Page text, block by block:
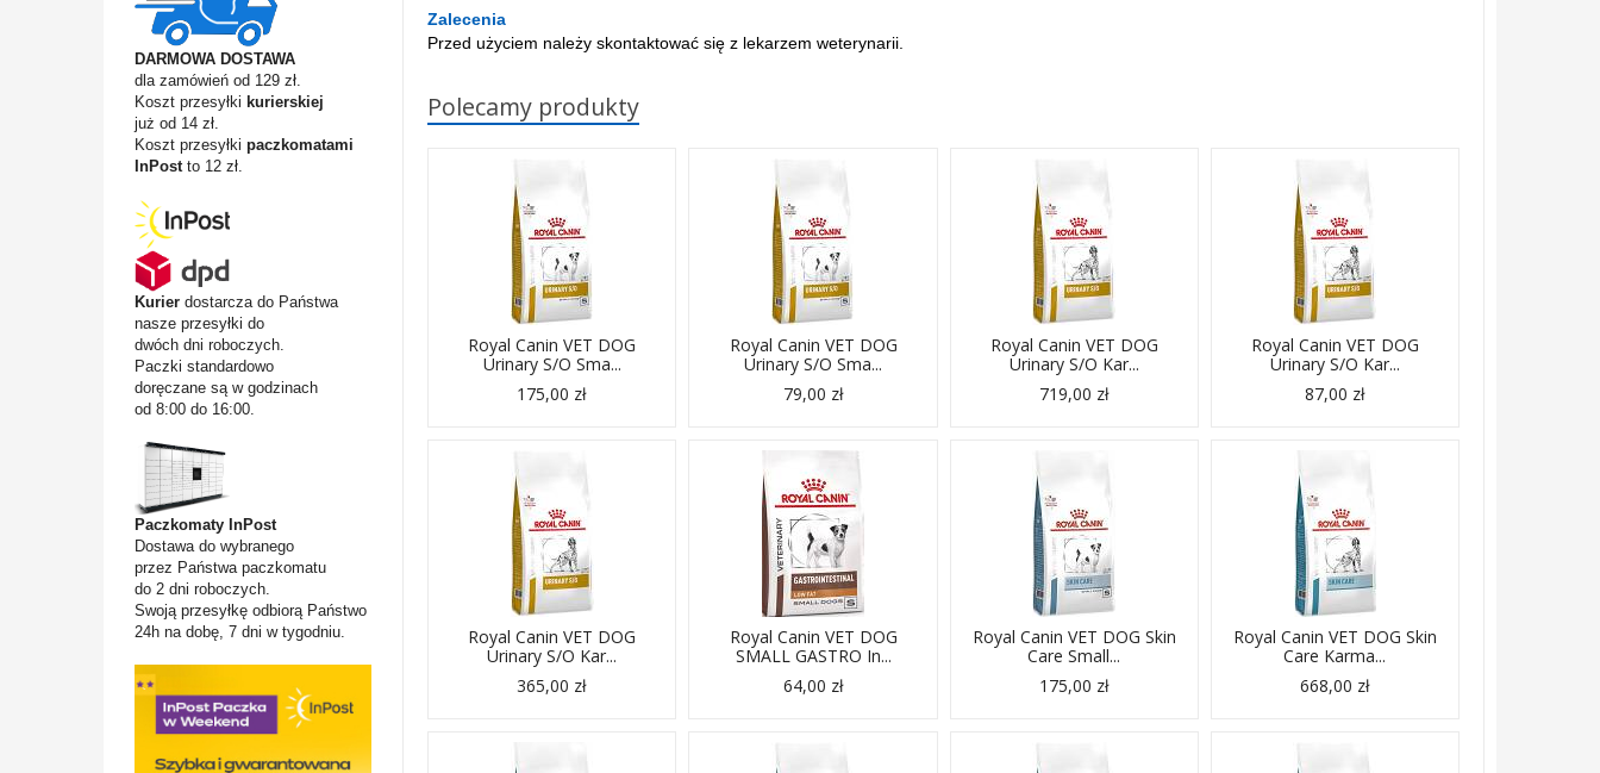
Zalecenia
Przed użyciem należy skontaktować się z lekarzem weterynarii.
Polecamy produkty
Royal Canin VET DOG
Urinary S/O Sma...
175,00 zł
Royal Canin VET DOG
Urinary S/O Sma...
79,00 zł
Royal Canin VET DOG
Urinary S/O Kar...
719,00 zł
Royal Canin VET DOG
Urinary S/O Kar...
87,00 zł
Royal Canin VET DOG
Urinary S/O Kar...
365,00 zł
Royal Canin VET DOG
SMALL GASTRO In...
64,00 zł
Royal Canin VET DOG Skin
Care Small...
175,00 zł
Royal Canin VET DOG Skin
Care Karma...
668,00 zł
DARMOWA DOSTAWA
dla zamówień od 129 zł.
Koszt przesyłki kurierskiej
już od 14 zł.
Koszt przesyłki paczkomatami
InPostto 12 zł.
Kurier dostarcza do Państwa
nasze przesyłki do
dwóch dni roboczych.
Paczki standardowo
doręczane są w godzinach
od 8:00 do 16:00.
Paczkomaty InPost
Dostawa do wybranego
przez Państwa paczkomatu
do 2 dni roboczych.
Swoją przesyłkę odbiorą Państwo
24h na dobę, 7 dni w tygodniu.